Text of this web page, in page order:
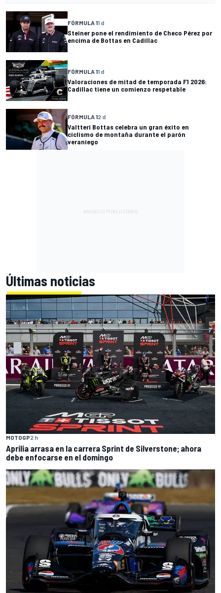
FÓRMULA 11 d
Steiner pone el rendimiento de Checo Pérez por
encima de Bottas en Cadillac
FÓRMULA 11 d
Valoraciones de mitad de temporada F1 2026:
Cadillac tiene un comienzo respetable
FÓRMULA 12 d
Valtteri Bottas celebra un gran éxito en
ciclismo de montaña durante el parón
veraniego
Últimas noticias
MOTOGP2 h
Aprilia arrasa en la carrera Sprint de Silverstone; ahora
debe enfocarse en el domingo